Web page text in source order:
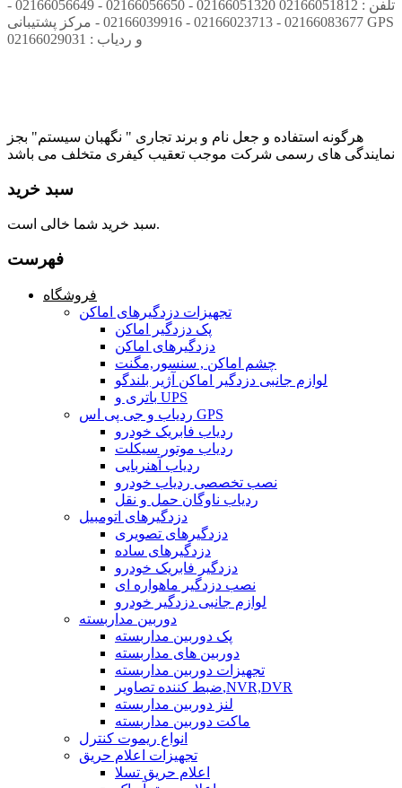
تلفن : 02166051812 02166051320 - 02166056650 - 02166056649 -
02166083677 - 02166023713 - 02166039916 - مرکز پشتیبانی GPS
و ردیاب : 02166029031
هرگونه استفاده و جعل نام و برند تجاری " نگهبان سیستم" بجز
نمایندگی های رسمی شرکت موجب تعقیب کیفری متخلف می باشد
سبد خرید
سبد خرید شما خالی است.
فهرست
فروشگاه
تجهیزات دزدگیرهای اماکن
پک دزدگیر اماکن
دزدگیرهای اماکن
چشم اماکن , سنسور,مگنت
لوازم جانبی دزدگیر اماکن آژیر بلندگو
باتری و UPS
ردیاب و جی پی اس GPS
ردیاب فابریک خودرو
ردیاب موتور سیکلت
ردیاب آهنربایی
نصب تخصصی ردیاب خودرو
ردیاب ناوگان حمل و نقل
دزدگیرهای اتومبیل
دزدگیرهای تصویری
دزدگیرهای ساده
دزدگیر فابریک خودرو
نصب دزدگیر ماهواره ای
لوازم جانبی دزدگیر خودرو
دوربین مداربسته
پک دوربین مداربسته
دوربین های مداربسته
تجهیزات دوربین مداربسته
ضبط کننده تصاویر,NVR,DVR
لنز دوربین مداربسته
ماکت دوربین مداربسته
انواع ریموت کنترل
تجهیزات اعلام حریق
اعلام حریق تسلا